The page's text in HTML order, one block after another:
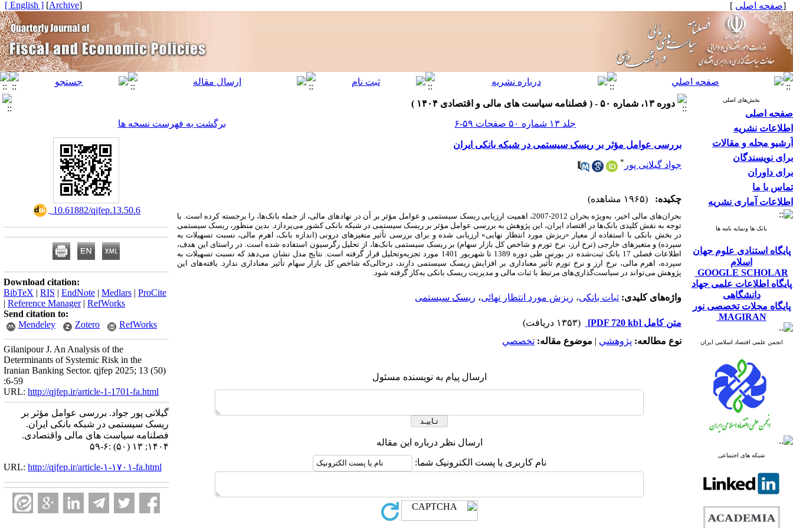
[صفحه اصلی ]
[
Archive
]
[ English ]
بخش‌های اصلی
صفحه اصلی
اطلاعات نشریه
آرشیو مجله و مقالات
برای نویسندگان
برای داوران
تماس با ما
اطلاعات آماری نشریه
بانک ها ونمایه نامه ها
پایگاه استنادی علوم جهان
اسلام
GOOGLE SCHOLAR
پایگاه اطلاعات علمی جهاد
دانشگاهی
پایگاه مجلات تخصصی نور
MAGIRAN
انجمن علمی اقتصاد اسلامی ایران
شبکه های اجتماعی
دوره ۱۳، شماره ۵۰ - ( فصلنامه سیاست های مالی و اقتصادی ۱۴۰۴ )
جلد ۱۳ شماره ۵۰ صفحات ۵۹-۶
برگشت به فهرست نسخه ها
بررسی عوامل مؤثر بر ریسک سیستمی در شبکه بانکی ایران
جواد گیلانی پور *
چکیده: (۱۹۶۵ مشاهده)
بحران‌های مالی اخیر، به‌ویژه بحران 2012-2007، اهمیت ارزیابی ریسک سیستمی و عوامل مؤثر بر آن در نهادهای مالی، از جمله بانک‌ها، را برجسته کرده است. با
توجه به نقش کلیدی بانک‌ها در اقتصاد ایران، این پژوهش به بررسی عوامل مؤثر بر ریسک سیستمی در شبکه بانکی کشور می‌پردازد. بدین منظور، ریسک سیستمی
در بخش بانکی با استفاده از معیار «ریزش مورد انتظار نهایی» ارزیابی شده و برای بررسی تأثیر متغیرهای درونی (اندازه بانک، اهرم مالی، نسبت تسهیلات به
سپرده) و متغیرهای خارجی (نرخ ارز، نرخ تورم و شاخص کل بازار سهام) بر ریسک سیستمی بانک‌ها، از تحلیل رگرسیون استفاده شده است. در راستای این هدف،
اطلاعات فصلی 17 بانک ثبت‌شده در بورس طی دوره 1389 تا شهریور 1401 مورد تجزیه‌وتحلیل قرار گرفته است. نتایج مدل نشان می‌دهد که نسبت تسهیلات به
سپرده، اهرم مالی، نرخ ارز و نرخ تورم تأثیر معناداری بر افزایش ریسک سیستمی دارند، درحالی‌که شاخص کل بازار سهام تأثیر معناداری ندارد. یافته‌های این
پژوهش می‌تواند در سیاست‌گذاری‌های مرتبط با ثبات مالی و مدیریت ریسک بانکی به‌کار گرفته شود.
واژه‌های کلیدی: ثبات بانکی، ریزش مورد انتظار نهائی، ریسک سیستمی
متن کامل [PDF 720 kb]
(۱۳۵۳ دریافت)
نوع مطالعه: پژوهشي | موضوع مقاله: تخصصي
ارسال پیام به نویسنده مسئول
ارسال نظر درباره این مقاله
نام کاربری یا پست الکترونیک شما:
‎ 10.61882/qjfep.13.50.6
Download citation:
BibTeX | RIS | EndNote | Medlars | ProCite
| Reference Manager| RefWorks
Send citation to:
Mendeley
Zotero RefWorks
Gilanipour J. An Analysis of the
Determinants of Systemic Risk in the
Iranian Banking Sector. qjfep 2025; 13 (50)
:6-59
URL: http://qjfep.ir/article-1-1701-fa.html
گیلانی پور جواد. بررسی عوامل مؤثر بر
ریسک سیستمی در شبکه بانکی ایران.
فصلنامه سیاست های مالی واقتصادی.
۱۴۰۴; ۱۳ (۵۰) :۶-۵۹
URL: http://qjfep.ir/article-۱-۱۷۰۱-fa.html